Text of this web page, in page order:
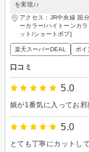
を実現♪♪
アクセス：JR中央線 国
ーカラー/ハイトーンカ
ット/ショートボブ]
楽天スーパーDEAL ポイ
口コミ
5.0
5.0